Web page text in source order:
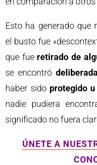
Esto ha generado que
el busto fue
que fue retirado de
se encontró
haber sido protegido
nadie pudiera
significado no fuera
ÚNETE A